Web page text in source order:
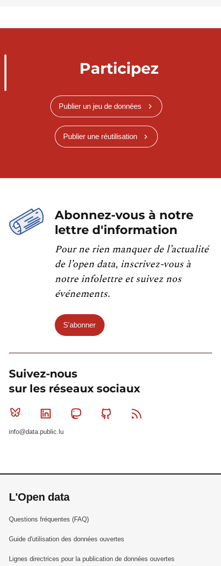
Participez
Publier un jeu de données
Publier une réutilisation
Abonnez-vous à notre
lettre d'information
Pour ne rien manquer de l’actualité
de l’open data, inscrivez-vous à
notre infolettre et suivez nos
événements.
S'abonner
Suivez-nous
sur les réseaux sociaux
Bluesky Linkedin MastodonGithub
info@data.public.lu
L'Open data
Questions fréquentes (FAQ)
Guide d'utilisation des données ouvertes
Lignes directrices pour la publication de données ouvertes